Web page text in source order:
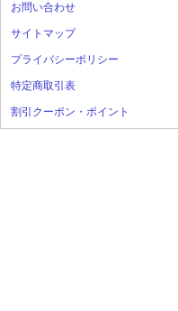
お問い合わせ
サイトマップ
プライバシーポリシー
特定商取引表
割引クーポン・ポイント